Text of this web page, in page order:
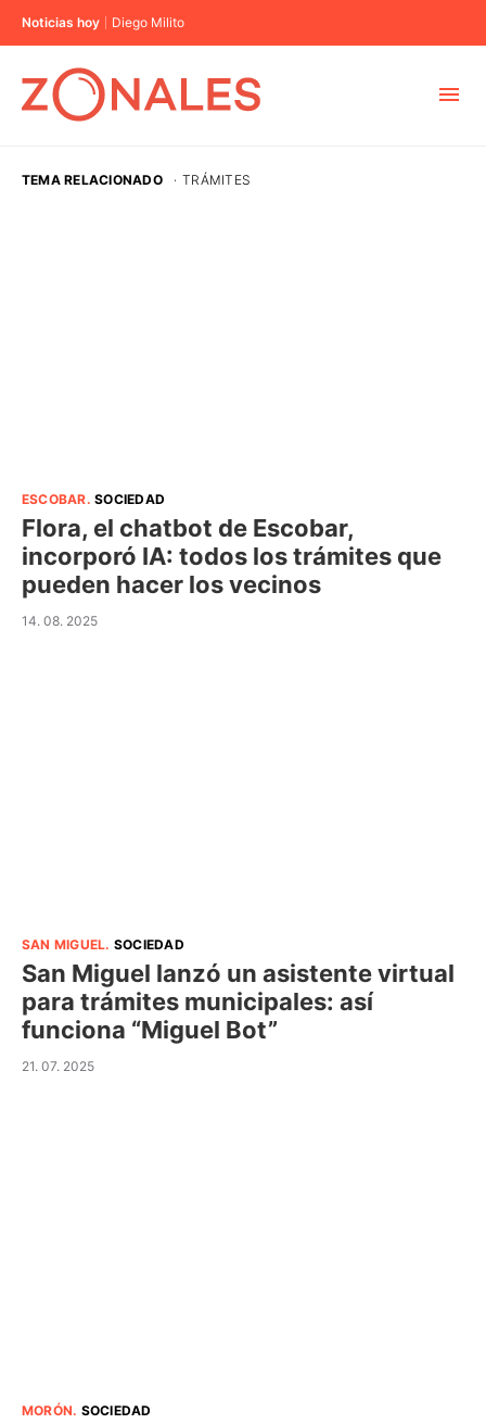
Noticias hoy Diego Milito
TEMA RELACIONADO · TRÁMITES
ESCOBAR.SOCIEDAD
Flora, el chatbot de Escobar,
incorporó IA: todos los trámites que
pueden hacer los vecinos
14. 08. 2025
SAN MIGUEL. SOCIEDAD
San Miguel lanzó un asistente virtual
para trámites municipales: así
funciona “Miguel Bot”
21. 07. 2025
MORÓN. SOCIEDAD